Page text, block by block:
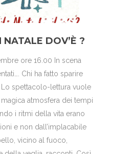
NATALE DOV’È ?
ore 16.00 In scena
Chi ha fatto sparire
Lo spettacolo-lettura vuole
atmosfera dei tempi
i ritmi della vita erano
e non dall’implacabile
vicino al fuoco,